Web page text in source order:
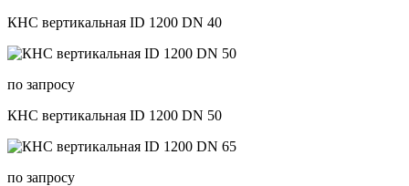
КНС вертикальная ID 1200 DN 40
по запросу
КНС вертикальная ID 1200 DN 50
по запросу